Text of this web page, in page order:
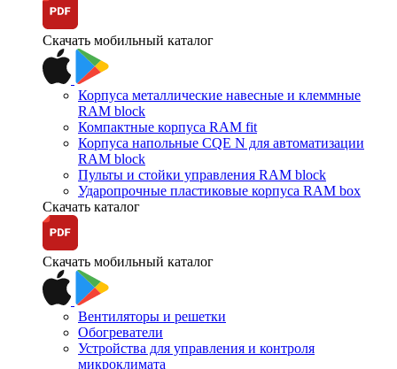
Скачать мобильный каталог
Корпуса металлические навесные и клеммные
RAM block
Компактные корпуса RAM fit
Корпуса напольные CQE N для автоматизации
RAM block
Пульты и стойки управления RAM block
Ударопрочные пластиковые корпуса RAM box
Скачать каталог
Скачать мобильный каталог
Вентиляторы и решетки
Обогреватели
Устройства для управления и контроля
микроклимата